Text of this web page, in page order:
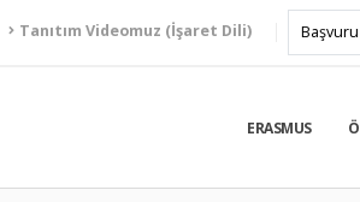
Tanıtım Videomuz (İşaret Dili) Başvuru
ERASMUS